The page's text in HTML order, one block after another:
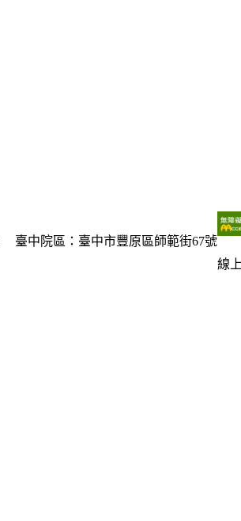
臺中院區：臺中市豐原區師範街67號
線